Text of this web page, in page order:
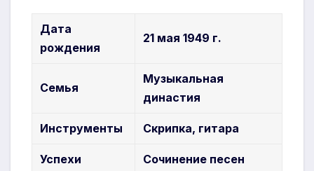
Дата
рождения
21 мая 1949 г.
Семья
Музыкальная
династия
Инструменты Скрипка, гитара
Успехи Сочинение песен